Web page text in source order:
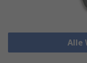
Alle